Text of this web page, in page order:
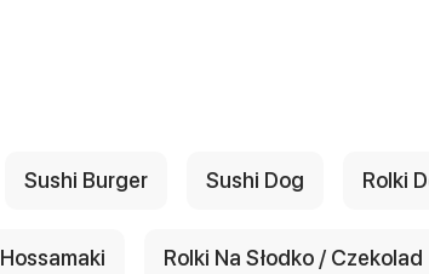
Sushi Burger Sushi Dog Rolki
Hossamaki Rolki Na Słodko / Czekolad